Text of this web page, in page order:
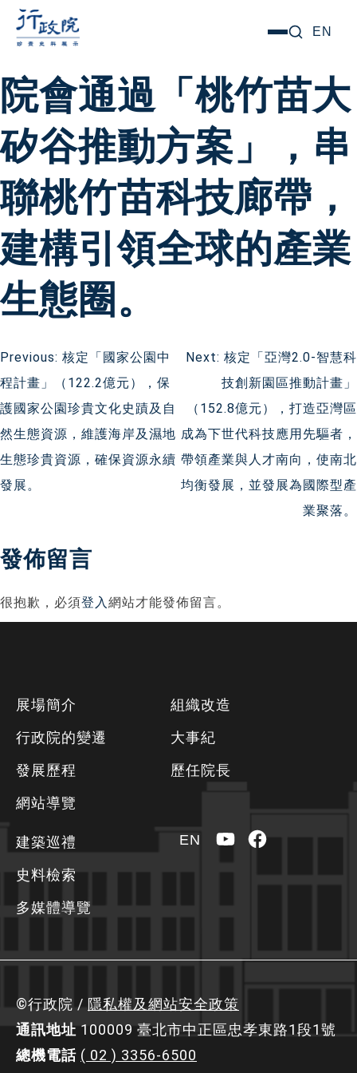
要
內
容
選
EN
院會通過「桃竹苗大
矽谷推動方案」，串
聯桃竹苗科技廊帶，
建構引領全球的產業
生態圈。
文
章
導
覽
Previous: 核定「國家公園中
程計畫」（122.2億元），保
護國家公園珍貴文化史蹟及自
然生態資源，維護海岸及濕地
生態珍貴資源，確保資源永續
發展。
Next: 核定「亞灣2.0-智慧科
技創新園區推動計畫」
（152.8億元），打造亞灣區
成為下世代科技應用先驅者，
帶領產業與人才南向，使南北
均衡發展，並發展為國際型產
業聚落。
發佈留言
很抱歉，必須登入網站才能發佈留言。
展場簡介
行政院的變遷
發展歷程
網站導覽
組織改造
大事紀
歷任院長
建築巡禮
史料檢索
多媒體導覽
EN YouTubeFacebook
©行政院 / 隱私權及網站安全政策
通訊地址 100009 臺北市中正區忠孝東路1段1號
總機電話 ( 02 ) 3356-6500